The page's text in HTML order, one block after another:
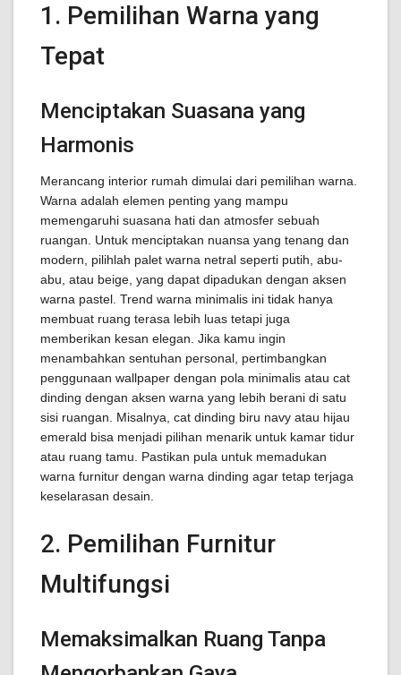
1. Pemilihan Warna yang
Tepat
Menciptakan Suasana yang
Harmonis
Merancang interior rumah dimulai dari pemilihan warna.
Warna adalah elemen penting yang mampu
memengaruhi suasana hati dan atmosfer sebuah
ruangan. Untuk menciptakan nuansa yang tenang dan
modern, pilihlah palet warna netral seperti putih, abu-
abu, atau beige, yang dapat dipadukan dengan aksen
warna pastel. Trend warna minimalis ini tidak hanya
membuat ruang terasa lebih luas tetapi juga
memberikan kesan elegan. Jika kamu ingin
menambahkan sentuhan personal, pertimbangkan
penggunaan wallpaper dengan pola minimalis atau cat
dinding dengan aksen warna yang lebih berani di satu
sisi ruangan. Misalnya, cat dinding biru navy atau hijau
emerald bisa menjadi pilihan menarik untuk kamar tidur
atau ruang tamu. Pastikan pula untuk memadukan
warna furnitur dengan warna dinding agar tetap terjaga
keselarasan desain.
2. Pemilihan Furnitur
Multifungsi
Memaksimalkan Ruang Tanpa